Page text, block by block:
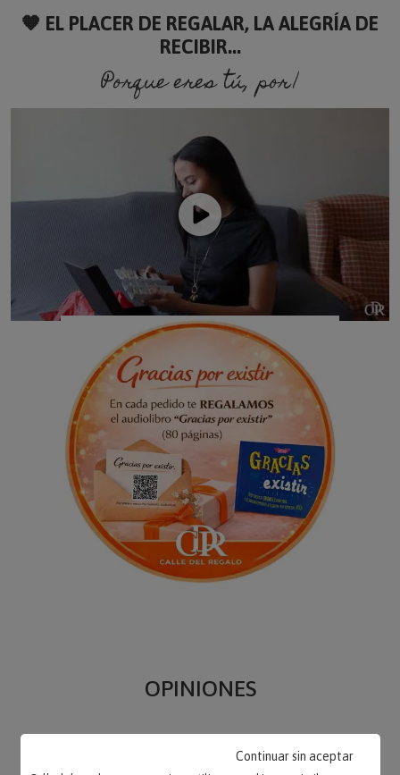
🧡 EL PLACER DE REGALAR, LA ALEGRÍA DE
RECIBIR...
Porque eres tú, porque so
OPINIONES
Continuar sin aceptar